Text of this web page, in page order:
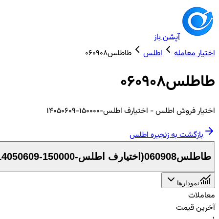
آپشن باز
اختیار معامله
اطلس طاطلس060908
طاطلس060908
اختیارفروش اطلس- اختیارف اطلس-150000-14050609
بازگشت به زنجیرهاطلس
طاطلس060908 ( اختیارف اطلس-150000-14050609
نمودارها
معاملات
آخرین قیمت